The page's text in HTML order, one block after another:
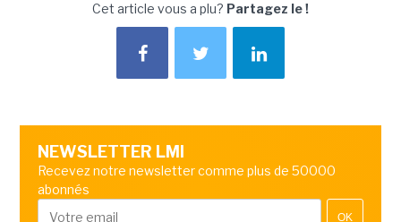
Cet article vous a plu? Partagez le !
NEWSLETTER LMI
Recevez notre newsletter comme plus de 50000
abonnés
OK